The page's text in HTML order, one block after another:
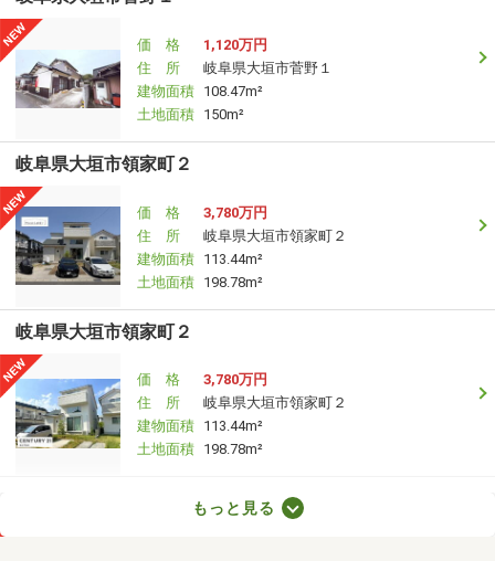
価 格
1,120万円
住 所
岐阜県大垣市菅野１
建物面積 108.47m²
土地面積 150m²
岐阜県大垣市領家町２
価 格
3,780万円
住 所
岐阜県大垣市領家町２
建物面積 113.44m²
土地面積 198.78m²
岐阜県大垣市領家町２
価 格
3,780万円
住 所
岐阜県大垣市領家町２
建物面積 113.44m²
土地面積 198.78m²
もっと見る